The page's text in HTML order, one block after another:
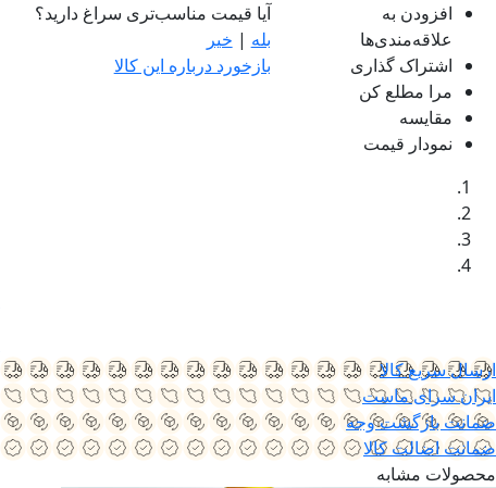
افزودن به
علاقه‌مندی‌ها
اشتراک گذاری
مرا مطلع کن
مقایسه
نمودار قیمت
آیا قیمت مناسب‌تری سراغ دارید؟
بله | خیر
بازخورد درباره این کالا
ارسال سریع کالا
ایران سرای ماست
ضمانت بازگشت وجه
ضمانت اضالت کالا
محصولات مشابه